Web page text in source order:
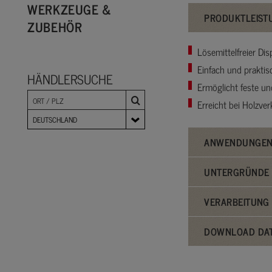
WERKZEUGE &
ZUBEHÖR
HÄNDLERSUCHE
DEUTSCHLAND
Lösemittelfreier
Einfach und
Ermöglicht feste
Erreicht bei
ANWENDUNGEN
VERARBEITUNG
DOWNLOAD